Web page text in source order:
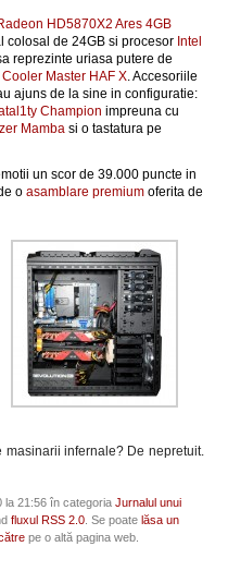
HD5870X2 Ares 4GB
colosal de 24GB si procesor Intel
reprezinte uriasa putere de
Cooler Master HAF X. Accesoriile
ajuns de la sine in configuratie:
Champion impreuna cu
Mamba si o tastatura pe
un scor de 39.000 puncte in
oasamblare premium oferita de
infernale? De nepretuit.
la 21:56 în categoriaJurnalul unui
fluxul RSS 2.0. Se poate lăsa un
pe o altă pagina web.